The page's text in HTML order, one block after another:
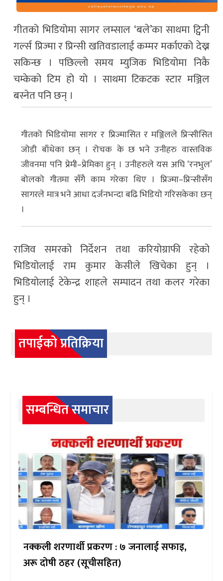
गीतको भिडियोमा सागर लम्साल ‘बले’का साथमा ट्विनी
गर्ल्स प्रिज्मा र प्रिन्सी खतिवडालाई कम्मर मर्काएको देख्न
सकिन्छ । पछिल्लो समय म्युजिक भिडियोमा निकै
चम्केको टिम हो यो । साथमा टिकटक स्टार मञ्जिल
बस्नेत पनि छन् ।
गीतको भिडियोमा सागर र प्रिज्मासित र मञ्जिलले प्रिन्सीसित
जोडी बाँधेका छन् । रोचक के छ भने उनीहरु वास्तविक
जीवनमा पनि प्रेमी–प्रेमिका हुन् । उनीहरुले यस अघि ‘रनभुल’
बोलको गीतमा सँगै काम गरेका थिए । प्रिज्मा–प्रिन्सीसँग
सागरले मात्र भने आधा दर्जनभन्दा बढि भिडियो गरिसकेका छन्
।
राजिव समरको निर्देशन तथा करियोग्राफी रहेको
भिडियोलाई राम कुमार केसीले खिचेका हुन् ।
भिडियोलाई टेकेन्द्र शाहले सम्पादन तथा कलर गरेका
हुन् ।
तपाईको प्रतिक्रिया
सम्बन्धित समाचार
नक्कली शरणार्थी प्रकरण : ७ जनालाई सफाइ,
अरू दोषी ठहर (सूचीसहित)